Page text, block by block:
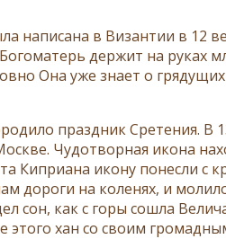
написана в Византии в 12
держит на руках
Она уже знает о грядущих
праздник Сретения. В
Чудотворная икона
Киприана икону понесли с
дороги на коленях, и
сон, как с горы сошла
этого хан со своим